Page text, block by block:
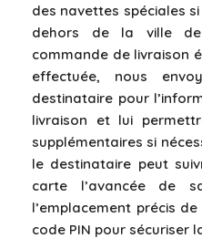
des navettes spéciales
dehors de la ville
commande de livraison
effectuée, nous
destinataire pour
livraison et lui
supplémentaires si
le destinataire peut
carte l’avancée de
l’emplacement précis
code PIN pour sécuriser